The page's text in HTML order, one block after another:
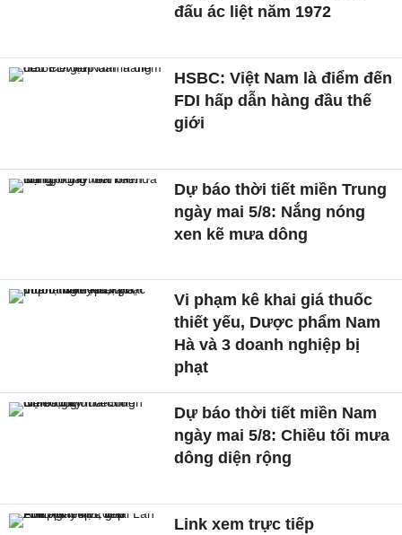
đấu ác liệt năm 1972
HSBC: Việt Nam là điểm đến
FDI hấp dẫn hàng đầu thế
giới
Dự báo thời tiết miền Trung
ngày mai 5/8: Nắng nóng
xen kẽ mưa dông
Vi phạm kê khai giá thuốc
thiết yếu, Dược phẩm Nam
Hà và 3 doanh nghiệp bị
phạt
Dự báo thời tiết miền Nam
ngày mai 5/8: Chiều tối mưa
dông diện rộng
Link xem trực tiếp